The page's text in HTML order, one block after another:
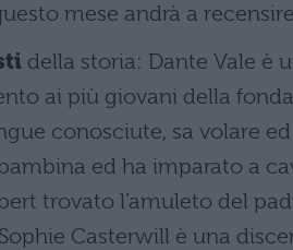
mese andrà a
della storia: Dante Vale è
ai più giovani della
conosciute, sa volare
ed ha imparato a
trovato l’amuleto del
Casterwill è una